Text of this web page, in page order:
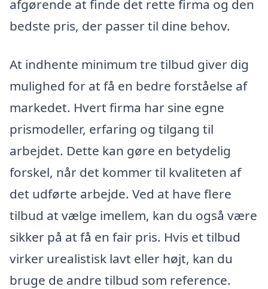
afgørende at finde det rette firma og den
bedste pris, der passer til dine behov.
At indhente minimum tre tilbud giver dig
mulighed for at få en bedre forståelse af
markedet. Hvert firma har sine egne
prismodeller, erfaring og tilgang til
arbejdet. Dette kan gøre en betydelig
forskel, når det kommer til kvaliteten af
det udførte arbejde. Ved at have flere
tilbud at vælge imellem, kan du også være
sikker på at få en fair pris. Hvis et tilbud
virker urealistisk lavt eller højt, kan du
bruge de andre tilbud som reference.